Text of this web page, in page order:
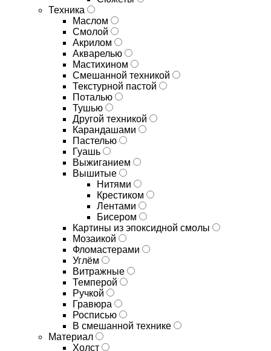
Техника
Маслом
Смолой
Акрилом
Акварелью
Мастихином
Смешанной техникой
Текстурной пастой
Поталью
Тушью
Другой техникой
Карандашами
Пастелью
Гуашь
Выжиганием
Вышитые
Нитями
Крестиком
Лентами
Бисером
Картины из эпоксидной смолы
Мозаикой
Фломастерами
Углём
Витражные
Темперой
Ручкой
Гравюра
Росписью
В смешанной технике
Материал
Холст